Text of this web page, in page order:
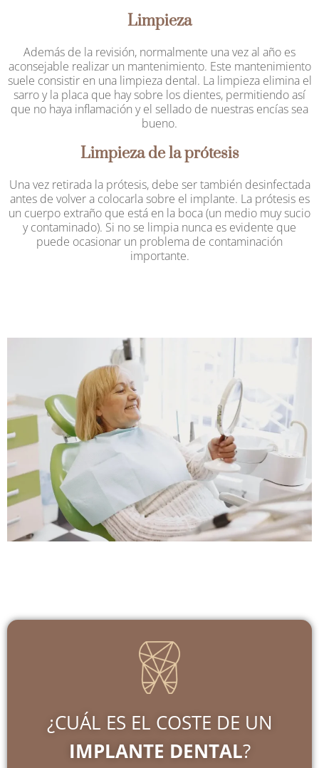
Limpieza
Además de la revisión, normalmente una vez al año es
aconsejable realizar un mantenimiento. Este mantenimiento
suele consistir en una limpieza dental. La limpieza elimina el
sarro y la placa que hay sobre los dientes, permitiendo así
que no haya inflamación y el sellado de nuestras encías sea
bueno.
Limpieza de la prótesis
Una vez retirada la prótesis, debe ser también desinfectada
antes de volver a colocarla sobre el implante. La prótesis es
un cuerpo extraño que está en la boca (un medio muy sucio
y contaminado). Si no se limpia nunca es evidente que
puede ocasionar un problema de contaminación
importante.
¿CUÁL ES EL COSTE DE UN
IMPLANTE DENTAL?